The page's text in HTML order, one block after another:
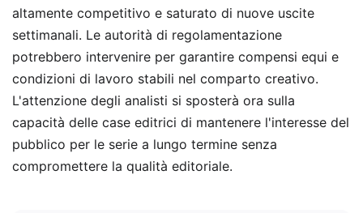
altamente competitivo e saturato di nuove uscite
settimanali. Le autorità di regolamentazione
potrebbero intervenire per garantire compensi equi e
condizioni di lavoro stabili nel comparto creativo.
L'attenzione degli analisti si sposterà ora sulla
capacità delle case editrici di mantenere l'interesse del
pubblico per le serie a lungo termine senza
compromettere la qualità editoriale.